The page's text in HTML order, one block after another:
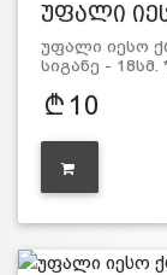
უფალი
უფალი იესო
სიგანე -
10